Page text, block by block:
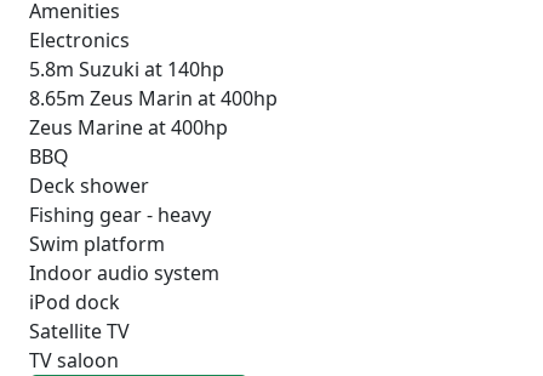
Amenities
Electronics
5.8m Suzuki at 140hp
8.65m Zeus Marin at 400hp
Zeus Marine at 400hp
BBQ
Deck shower
Fishing gear - heavy
Swim platform
Indoor audio system
iPod dock
Satellite TV
TV saloon